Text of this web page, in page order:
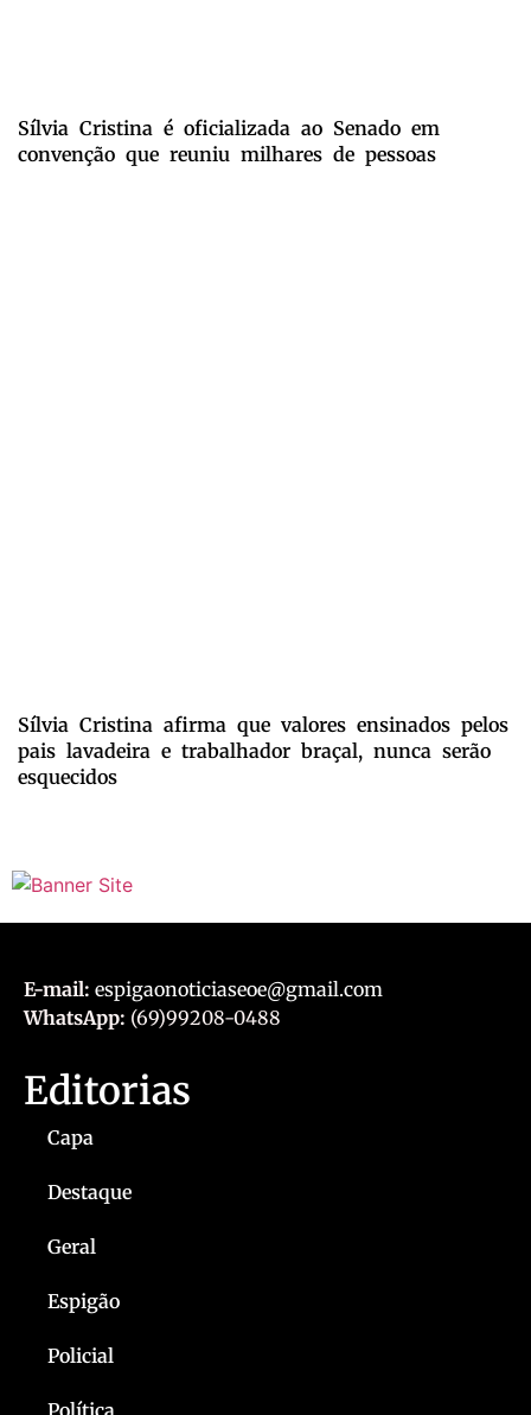
Sílvia Cristina é oficializada ao Senado em
convenção que reuniu milhares de pessoas
Sílvia Cristina afirma que valores ensinados pelos
pais lavadeira e trabalhador braçal, nunca serão
esquecidos
E-mail: espigaonoticiaseoe@gmail.com
WhatsApp: (69)99208-0488
Editorias
Capa
Destaque
Geral
Espigão
Policial